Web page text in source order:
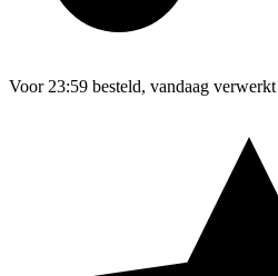
Voor 23:59 besteld, vandaag verwerkt